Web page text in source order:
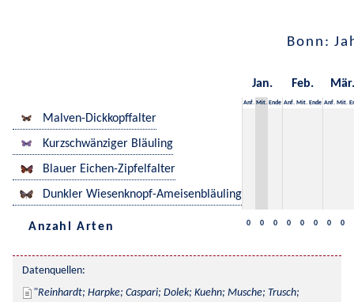
Bonn:
Jan. Feb. Mär.
Anf. Mit. Ende Anf. Mit. Ende Anf. Mit.
Malven-Dickkopffalter
Kurzschwänziger Bläuling
Blauer Eichen-Zipfelfalter
Dunkler Wiesenknopf-Ameisenbläuling
Anzahl Arten 0 0 0 0 0 0 0 0
Datenquellen:
Reinhardt; Harpke; Caspari; Dolek; Kuehn; Musche; Trusch;